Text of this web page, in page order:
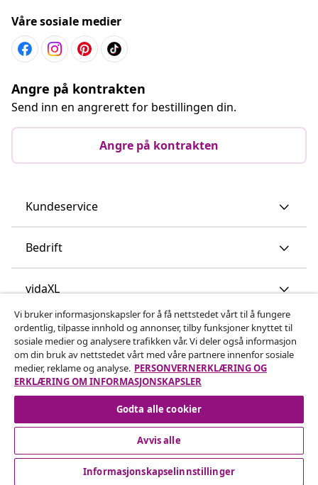
Våre sosiale medier
Angre på kontrakten
Send inn en angrerett for bestillingen din.
Angre på kontrakten
Kundeservice
Bedrift
vidaXL
Oppdag mer
© 2008-2026 vidaXL www.vidaxl.no er et nettsted av vidaXL
Marketplace International B.V.
Vi bruker informasjonskapsler for å få nettstedet vårt til å fungere
ordentlig, tilpasse innhold og annonser, tilby funksjoner knyttet til
sosiale medier og analysere trafikken vår. Vi deler også informasjon
om din bruk av nettstedet vårt med våre partnere innenfor sosiale
medier, reklame og analyse. PERSONVERNERKLÆRING OG
ERKLÆRING OM INFORMASJONSKAPSLER
Godta alle cookier
Avvis alle
Informasjonskapselinnstillinger